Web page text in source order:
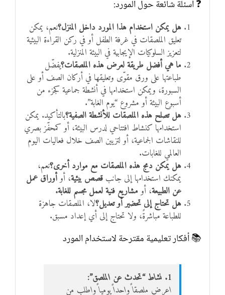
❓ أسئلة شائعة حول المورد:
هل يمكن استخدام هذا المورد داخل المنزل؟نعم، يمكن
تعليق الملصقات في غرفة الطفل أو في ركن القراءة البيئية
لتعزيز السلوكيات الإيجابية في البيئة المنزلية.
ما هي أفضل طريقة لعرض هذه الملصقات؟يفضّل
طباعتها على ورق مقوّى وتعليقها في أركان الصف أو على
السبورة، ويمكن استخدامها في أنشطة جماعية كجزء من
أسبوع البيئة أو مشروع “يوم الغابة”.
هل تصلح هذه الملصقات للأنشطة الصفية؟بالتأكيد. يمكن
استخدامها كنشاط افتتاحي لدرس البيئة، أو كمحفّز بصري
للنقاشات الجماعية، أو لتزيين الصف خلال فعاليات اليوم
العالمي للغابات.
هل يمكن دمج هذه الملصقات مع موارد أخرى؟نعم،
يمكنك استخدامها إلى جانب قصص بيئية، أوأوراق عمل
عن الطبيعة، أومشاريع فنية لعمل مجسم للغابة.
هل تحتاج إلى تحضير أو تعديل؟لا، الملصقات جاهزة
للطباعة مباشرةً، ولا تحتاج إلى أي إعداد مسبق.
📚 أفكار تعليمية مقترحة لاستخدام المورد
1. نشاط “تحدث عن الملصق”:
اعرض ملصقاً واحداً يومياً واطلب من